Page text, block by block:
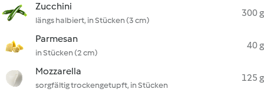
Zucchini
längs halbiert, in Stücken (3 cm)
300 g
Parmesan
in Stücken (2 cm)
40 g
Mozzarella
sorgfältig trockengetupft, in Stücken
125 g